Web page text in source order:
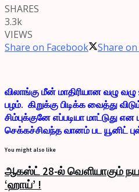
SHARES
3.3k
VIEWS
Share on Facebook
Share
விலாங்கு மீன் மாதிரியான வழு வழு
பழம். கிறுக்கு பிடிக்க வைத்து
சிம்புக்குனே எப்படியா மாட்டுது என
செக்கச்சிவந்த வானம் பட யூனிட்
You might also like
ஆகஸ்ட் 28-ல் வெளியாகும்
‘ஹாய்’ !